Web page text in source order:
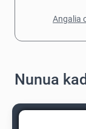
Angalia
Nunua